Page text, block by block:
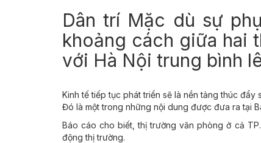
Dân trí Mặc dù sự
khoảng cách giữa hai
với Hà Nội trung bình
Kinh tế tiếp tục phát triển sẽ là nền tảng thúc
Đó là một trong những nội dung được đưa ra tại
Báo cáo cho biết, thị trường văn phòng ở cả
động thị trường.